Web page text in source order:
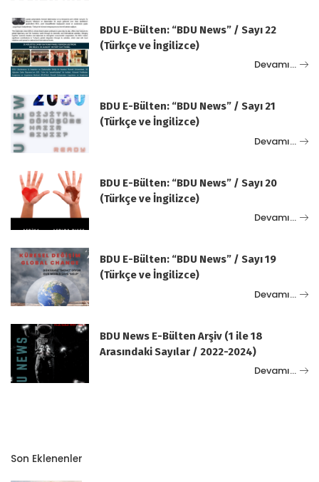
BDU E-Bülten: “BDU News” / Sayı 22
(Türkçe ve İngilizce)
Devamı…
BDU E-Bülten: “BDU News” / Sayı 21
(Türkçe ve İngilizce)
Devamı…
BDU E-Bülten: “BDU News” / Sayı 20
(Türkçe ve İngilizce)
Devamı…
BDU E-Bülten: “BDU News” / Sayı 19
(Türkçe ve İngilizce)
Devamı…
BDU News E-Bülten Arşiv (1 ile 18
Arasındaki Sayılar / 2022-2024)
Devamı…
Son Eklenenler